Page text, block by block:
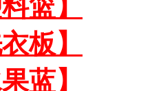
篮】
板】
蓝】